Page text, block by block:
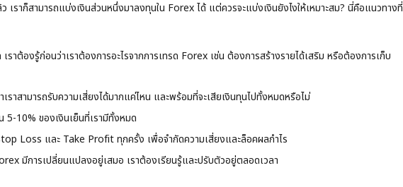
ราก็สามารถแบ่งเงินส่วนหนึ่งมาลงทุนใน Forex ได้ แต่ควรจะแบ่งเงินยังไงให้เหมาะสม? นี่คือแนวทางที่
เราต้องรู้ก่อนว่าเราต้องการอะไรจากการเทรด Forex เช่น ต้องการสร้างรายได้เสริม หรือต้องการเก็บ
เราสามารถรับความเสี่ยงได้มากแค่ไหน และพร้อมที่จะเสียเงินทุนไปทั้งหมดหรือไม่
5-10% ของเงินเย็นที่เรามีทั้งหมด
Loss และ Take Profit ทุกครั้ง เพื่อจำกัดความเสี่ยงและล็อคผลกำไร
มีการเปลี่ยนแปลงอยู่เสมอ เราต้องเรียนรู้และปรับตัวอยู่ตลอดเวลา